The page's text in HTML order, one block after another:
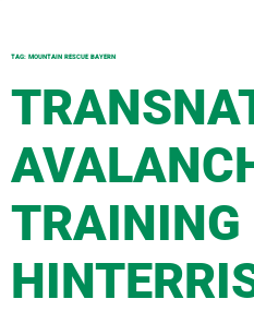
TAG: MOUNTAIN RESCUE BAYERN
TRAINING